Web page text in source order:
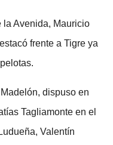
la Avenida, Mauricio
frente a Tigre ya
dispuso en
Tagliamonte en el
Valentín